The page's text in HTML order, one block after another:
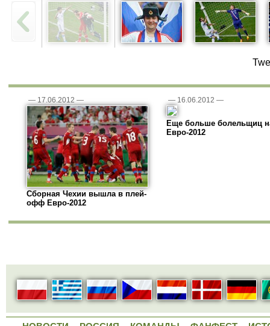
— 17.06.2012 —
Сборная Чехии вышла в плей-
офф Евро-2012
— 16.06.2012 —
Еще больше болельщиц
Евро-2012